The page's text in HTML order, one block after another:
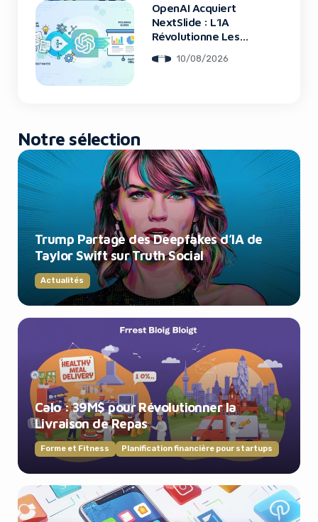
OpenAI Acquiert
NextSlide : L’IA
Révolutionne Les
10/08/2026
Notre sélection
Trump Partage des Deepfakes d’IA de
Taylor Swift sur Truth Social
Actualités
Calo : 39M$ pour Révolutionner la
Livraison de Repas
Forme et Fitness Planification financière pour startups